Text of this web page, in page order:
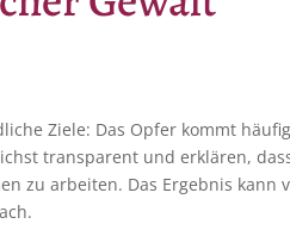
Ziele: Das Opfer kommt
transparent und erklären,
zu arbeiten. Das Ergebnis